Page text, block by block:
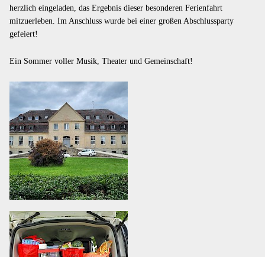
herzlich eingeladen, das Ergebnis dieser besonderen Ferienfahrt
mitzuerleben. Im Anschluss wurde bei einer großen Abschlussparty
gefeiert!
Ein Sommer voller Musik, Theater und Gemeinschaft!